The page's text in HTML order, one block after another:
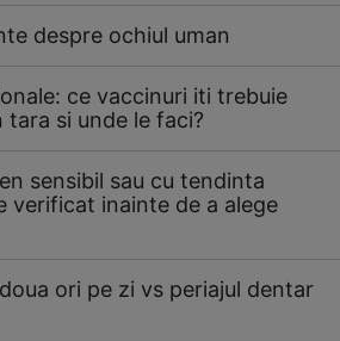
despre ochiul uman
ce vaccinuri iti trebuie
tara si unde le faci?
sensibil sau cu tendinta
verificat inainte de a alege
ori pe zi vs periajul dentar